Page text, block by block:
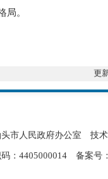
局。
更
市人民政府办公室
技
：4405000014
备案号